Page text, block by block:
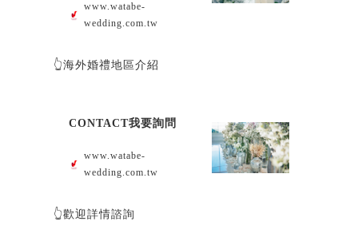
www.watabe-
wedding.com.tw
👆海外婚禮地區介紹
CONTACT我要詢問
www.watabe-
wedding.com.tw
👆歡迎詳情諮詢